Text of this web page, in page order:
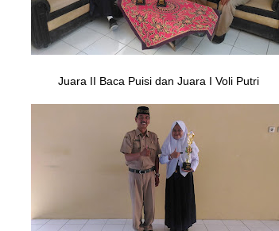
Juara II Baca Puisi dan Juara I Voli Putri